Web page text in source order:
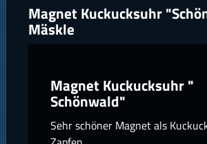
Magnet Kuckucksuhr
Mäskle
Magnet Kuckucksuhr "
Schönwald"
Sehr schöner Magnet als